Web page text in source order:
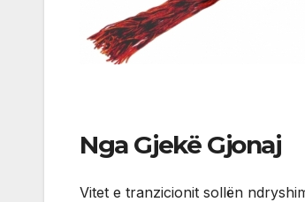
NgaGjekë Gjonaj
Vitet e tranzicionit sollën